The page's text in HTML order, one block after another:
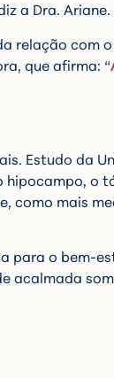
a Dra. Ariane.
relação com o
que afirma: “
Estudo da
hipocampo, o
como mais
para o bem-
acalmada